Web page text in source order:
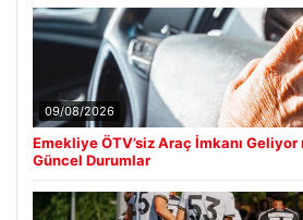
09/08/2026
Emekliye ÖTV’siz Araç İmkanı Geliyor
Güncel Durumlar